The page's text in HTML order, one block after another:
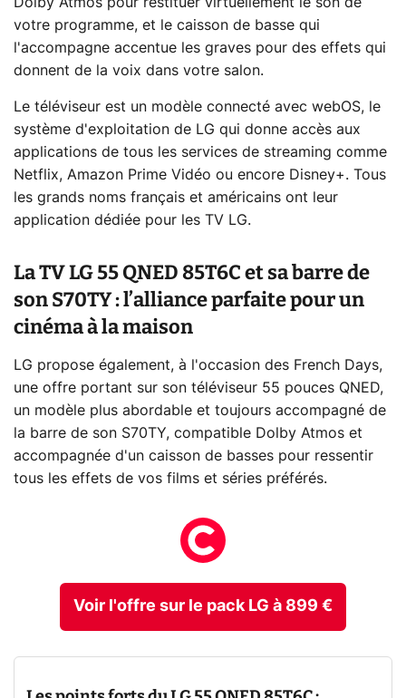
Dolby Atmos pour restituer virtuellement le son de
votre programme, et le caisson de basse qui
l'accompagne accentue les graves pour des effets qui
donnent de la voix dans votre salon.
Le téléviseur est un modèle connecté avec webOS, le
système d'exploitation de LG qui donne accès aux
applications de tous les services de streaming comme
Netflix, Amazon Prime Vidéo ou encore Disney+. Tous
les grands noms français et américains ont leur
application dédiée pour les TV LG.
La TV LG 55 QNED 85T6C et sa barre de
son S70TY : l’alliance parfaite pour un
cinéma à la maison
LG propose également, à l'occasion des French Days,
une offre portant sur son téléviseur 55 pouces QNED,
un modèle plus abordable et toujours accompagné de
la barre de son S70TY, compatible Dolby Atmos et
accompagnée d'un caisson de basses pour ressentir
tous les effets de vos films et séries préférés.
Voir l'offre sur le pack LG à 899 €